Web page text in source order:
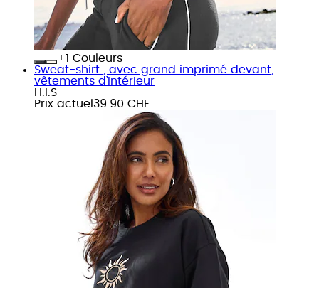
+
Couleurs
Sweat-shirt , avec grand imprimé devant,
vêtements d’intérieur
H.I.S
Prix actuel 39.90 CHF